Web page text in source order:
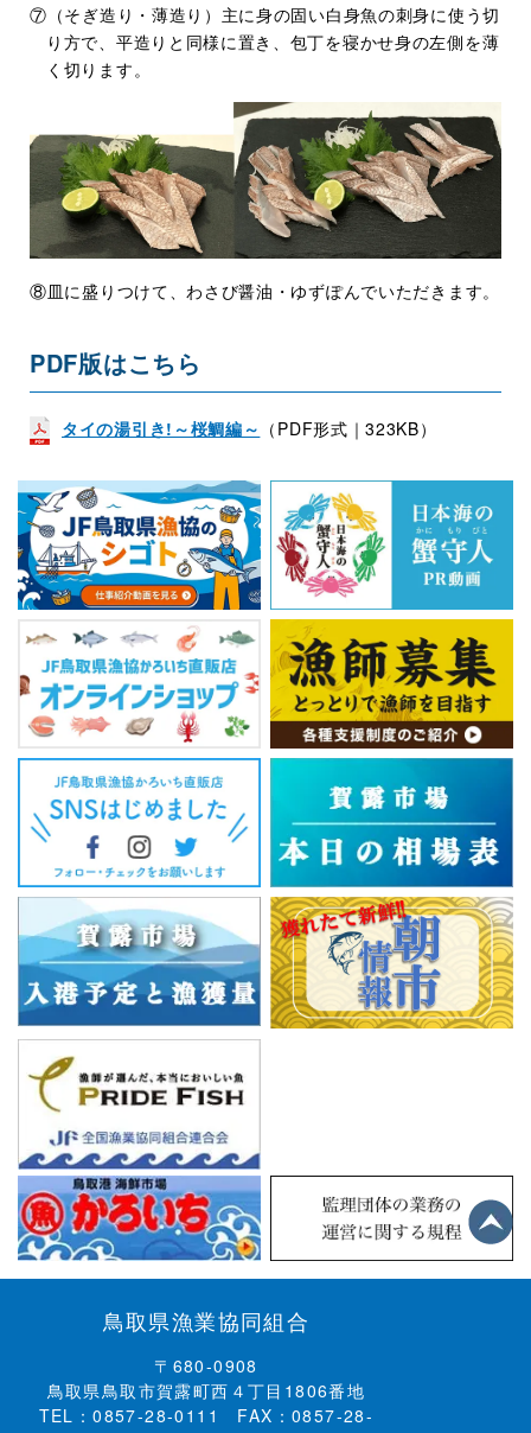
⑦（そぎ造り・薄造り）主に身の固い白身魚の刺身に使う切
り方で、平造りと同様に置き、包丁を寝かせ身の左側を薄
く切ります。
⑧皿に盛りつけて、わさび醤油・ゆずぽんでいただきます。
PDF版はこちら
タイの湯引き!～桜鯛編～ （PDF形式｜323KB）
鳥取県漁業協同組合
〒680-0908
鳥取県鳥取市賀露町西４丁目1806番地
TEL：0857-28-0111 FAX：0857-28-